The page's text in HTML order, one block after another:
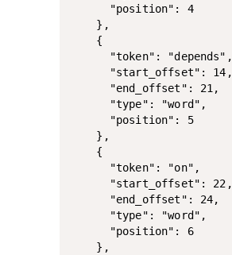
      "position": 4
    },
    {
      "token": "depends",
      "start_offset": 14,
      "end_offset": 21,
      "type": "word",
      "position": 5
    },
    {
      "token": "on",
      "start_offset": 22,
      "end_offset": 24,
      "type": "word",
      "position": 6
    },